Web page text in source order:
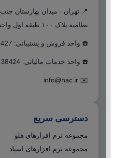
📍 تهران - میدان بهارستان
نظامیه پلاک ۱۰۰ طبقه اول واحد ۲
☎️ واحد فروش و پشتیبانی: 38427
☎️ واحد خدمات مالیاتی: 38424
✉️
info@hac.ir
دسترسی سریع
مجموعه نرم افزارهای هلو
مجموعه نرم افزارهای اسپاد